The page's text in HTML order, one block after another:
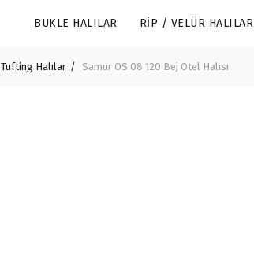
BUKLE HALILAR RIP / VELÜR HALILAR
Tufting Halılar Samur OS 08 120 Bej Otel Halısı